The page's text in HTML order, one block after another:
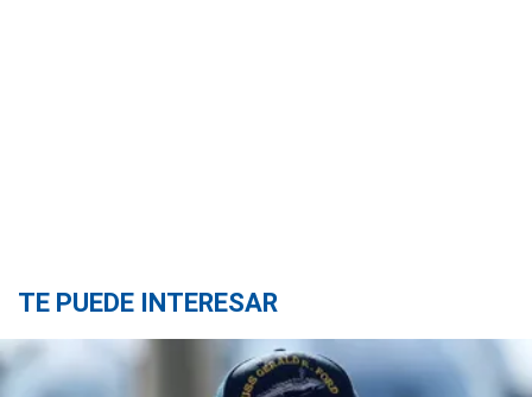
TE PUEDE INTERESAR